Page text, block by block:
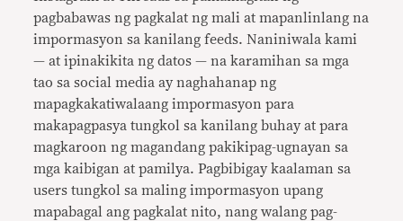
pagbabawas ng pagkalat ng mali at mapanlinlang na
impormasyon sa kanilang feeds. Naniniwala kami
— at ipinakikita ng datos — na karamihan sa mga
tao sa social media ay naghahanap ng
mapagkakatiwalaang impormasyon para
makapagpasya tungkol sa kanilang buhay at para
magkaroon ng magandang pakikipag-ugnayan sa
mga kaibigan at pamilya. Pagbibigay kaalaman sa
users tungkol sa maling impormasyon upang
mapabagal ang pagkalat nito, nang walang pag-